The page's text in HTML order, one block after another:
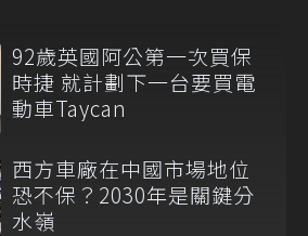
92歲英國阿公第一次買保
時捷 就計劃下一台要買電
動車Taycan
西方車廠在中國市場地位
恐不保？2030年是關鍵分
水嶺